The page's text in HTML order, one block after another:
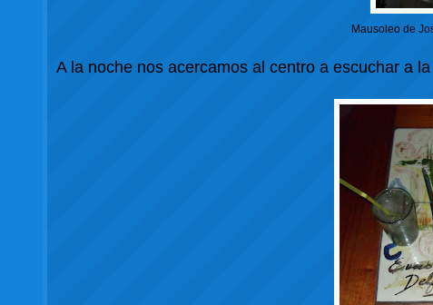
Mausoleo de
A la noche nos acercamos al centro a escuchar a